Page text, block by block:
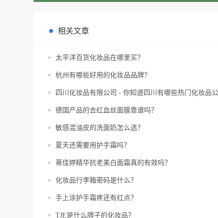
相关文章
太平洋百货化妆品在哪里买？
杭州有哪些好用的化妆品品牌？
四川化妆品有限公司 - 你知道四川有哪些热门化妆品
德国产品的去红血丝面膜靠谱吗？
敏感混油皮的洗面奶怎么选？
夏天还需要用护手霜吗？
蒂佳婷精华抗老美白面霜真的有效吗？
化妆品行李箱密码是什么？
手上涂护手霜疼还有红点？
TJE是什么牌子的化妆品？